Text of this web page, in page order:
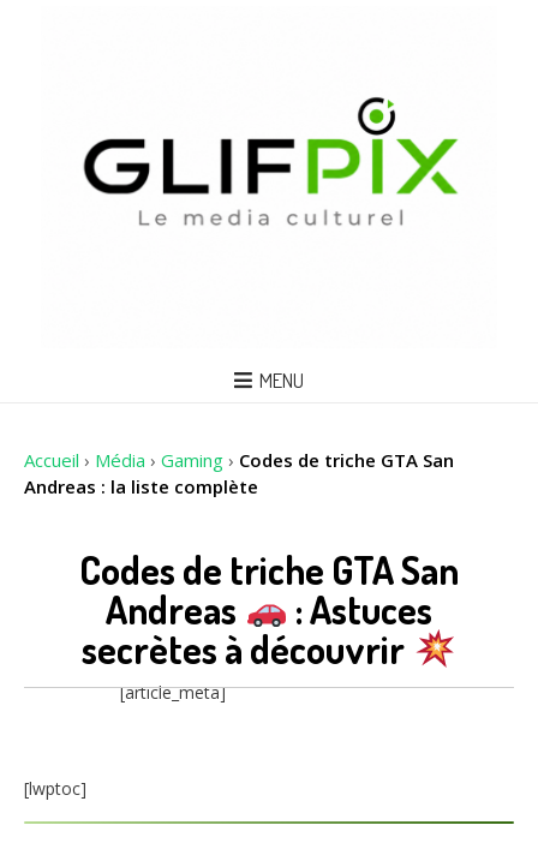
MENU
Accueil › Média › Gaming › Codes de triche GTA San
Andreas : la liste complète
Codes de triche GTA San
Andreas
: Astuces
secrètes à découvrir
[article_meta]
[lwptoc]